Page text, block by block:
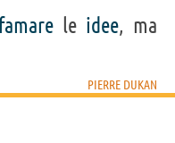
le idee, ma
PIERRE DUKAN